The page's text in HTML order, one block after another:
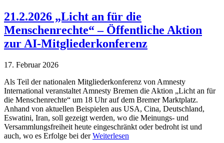
21.2.2026 „Licht an für die
Menschenrechte“ – Öffentliche Aktion
zur AI-Mitgliederkonferenz
17. Februar 2026
Als Teil der nationalen Mitgliederkonferenz von Amnesty
International veranstaltet Amnesty Bremen die Aktion „Licht an für
die Menschenrechte“ um 18 Uhr auf dem Bremer Marktplatz.
Anhand von aktuellen Beispielen aus USA, Cina, Deutschland,
Eswatini, Iran, soll gezeigt werden, wo die Meinungs- und
Versammlungsfreiheit heute eingeschränkt oder bedroht ist und
auch, wo es Erfolge bei derWeiterlesen